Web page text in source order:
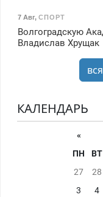
7 Авг, СПОРТ
Волгоградскую
Владислав Хрущак
КАЛЕНДАРЬ
«
ПН
ВТ
27
28
3
4